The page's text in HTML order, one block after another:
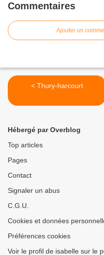
Commentaires
Ajouter un
< Thury-harcourt
Hébergé par Overblog
Top articles
Pages
Contact
Signaler un abus
C.G.U.
Cookies et données
Préférences cookies
Voir le profil de isabelle sur le